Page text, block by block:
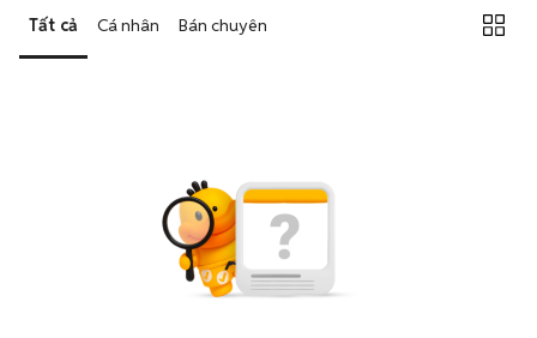
Tất cả Cá nhân Bán chuyên